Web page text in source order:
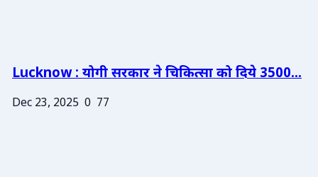
Lucknow : योगी सरकार ने चिकित्सा को दिये 3500...
Dec 23, 2025 0 77